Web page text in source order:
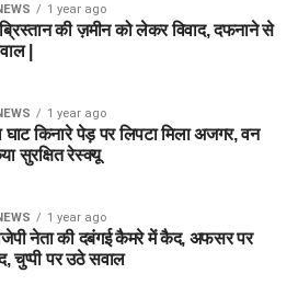
1 year ago
की ज़मीन को लेकर विवाद, दफनाने से
|
1 year ago
घाट किनारे पेड़ पर लिपटा मिला अजगर, वन
सुरक्षित रेस्क्यू
1 year ago
बीजेपी नेता की दबंगई कैमरे में कैद, अफसर पर
चुप्पी पर उठे सवाल